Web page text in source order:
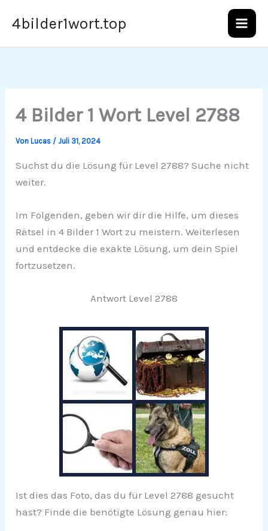
Inhalt
4bilder1wort.top
4 Bilder 1 Wort Level 2788
VonLucas /Juli 31, 2024
Suchst du die Lösung für Level 2788? Suche nicht
weiter.
Im Folgenden, geben wir dir die Hilfe, um dieses
Rätsel in 4 Bilder 1 Wort zu meistern. Weiterlesen
und entdecke die exakte Lösung, um dein Spiel
fortzusetzen.
Antwort Level 2788
Ist dies das Foto, das du für Level 2788 gesucht
hast? Finde die benötigte Lösung genau hier: